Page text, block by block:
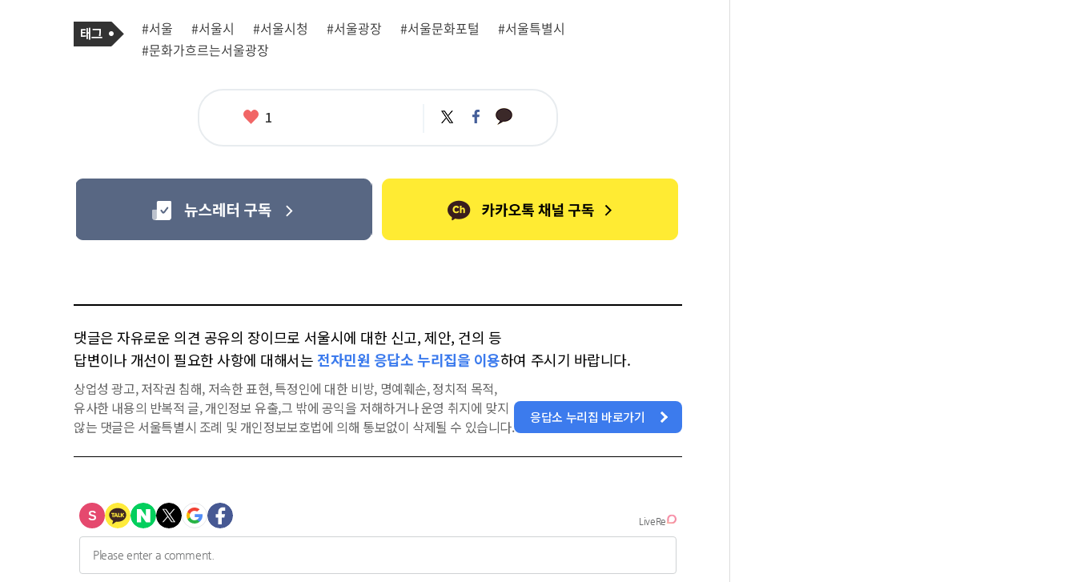
사
관
련
태
그
#서울 #서울시 #서울시청 #서울광장 #서울문화포털
#서울특별시
#문화가흐르는서울광장
좋
1 트
위
페
이
카
카
댓글은 자유로운 의견 공유의 장이므로 서울시에 대한 신고, 제안, 건의 등
답변이나 개선이 필요한 사항에 대해서는 전자민원 응답소 누리집을 이용하여 주시기 바랍니다.
상업성 광고, 저작권 침해, 저속한 표현, 특정인에 대한 비방, 명예훼손, 정치적 목적,
유사한 내용의 반복적 글, 개인정보 유출,그 밖에 공익을 저해하거나 운영 취지에 맞지
않는 댓글은 서울특별시 조례 및 개인정보보호법에 의해 통보없이 삭제될 수 있습니다.
응답소 누리집 바로가기